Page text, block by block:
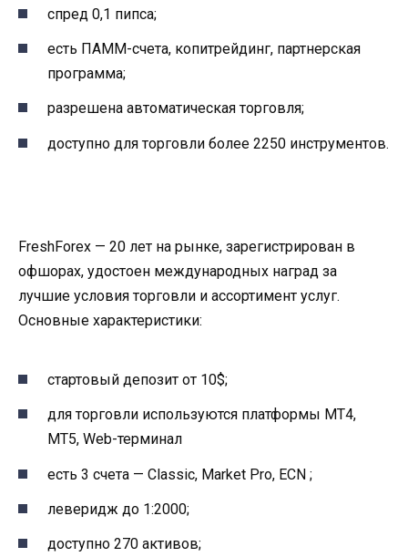
спред 0,1 пипса;
есть ПАММ-счета, копитрейдинг, партнерская
программа;
разрешена автоматическая торговля;
доступно для торговли более 2250 инструментов.
FreshForex — 20 лет на рынке, зарегистрирован в
офшорах, удостоен международных наград за
лучшие условия торговли и ассортимент услуг.
Основные характеристики:
стартовый депозит от 10$;
для торговли используются платформы МТ4,
МТ5, Web-терминал
есть 3 счета — Classic, Market Pro, ECN ;
леверидж до 1:2000;
доступно 270 активов;